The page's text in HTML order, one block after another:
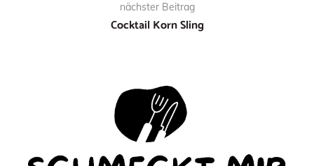
nächster Beitrag
Cocktail Korn Sling